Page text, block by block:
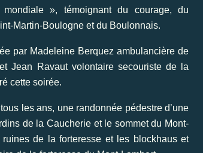
», témoignant du courage, du
Martin-Boulogne et du Boulonnais.
par Madeleine Berquez ambulancière de
Jean Ravaut volontaire secouriste de la
cette soirée.
les ans, une randonnée pédestre d’une
de la Caucherie et le sommet du Mont-
de la forteresse et les blockhaus et